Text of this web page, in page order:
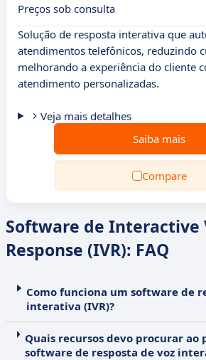
Preços sob consulta
Solução de resposta interativa que
atendimentos telefônicos, reduzindo
melhorando a experiência do cliente
atendimento personalizadas.
Veja mais detalhes
Saiba mais
Compare
Software de Interactive
Response (IVR): FAQ
Como funciona um software de
interativa (IVR)?
Quais recursos devo procurar ao
software de resposta de voz